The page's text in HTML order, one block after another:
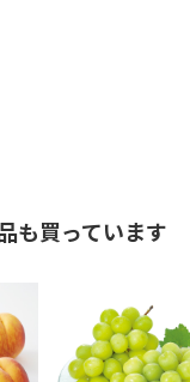
も買っています